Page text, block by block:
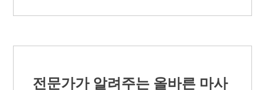
야
슨
받
전문가가 알려주는 올바른 마사